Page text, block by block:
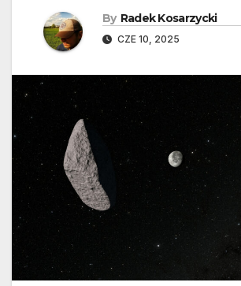
By Radek Kosarzycki
CZE 10, 2025